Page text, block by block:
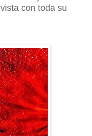
con toda su